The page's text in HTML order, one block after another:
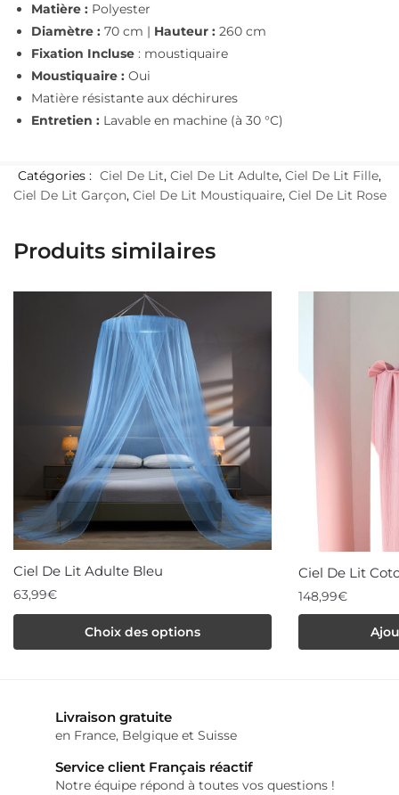
Matière : Polyester
Diamètre : 70 cm | Hauteur : 260 cm
Fixation Incluse : moustiquaire
Moustiquaire : Oui
Matière résistante aux déchirures
Entretien : Lavable en machine (à 30 °C)
Catégories : Ciel De Lit, Ciel De Lit Adulte, Ciel De Lit Fille,
Ciel De Lit Garçon, Ciel De Lit Moustiquaire, Ciel De Lit Rose
Produits similaires
Ciel De Lit Adulte Bleu
63,99€
Choix des options
produit
variations.
peuvent
Ciel De Lit
148,99€
Livraison gratuite
en France, Belgique et Suisse
Service client Français réactif
Notre équipe répond à toutes vos questions !